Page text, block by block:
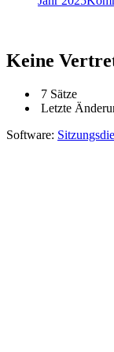
Keine
7 Sätze
Letzte
Software: